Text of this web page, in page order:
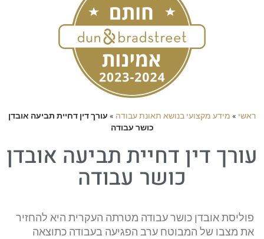
ראשי » מידע מקצועי בנושא תאונת עבודה » עורך דין דחיית תביעה אובדן
כושר עבודה
עורך דין דחיית תביעה אובדן
כושר עבודה
פוליסת אובדן כושר עבודה מטרתה העקרית היא להחזיר
את מצבו של המבוטח ערב הפגיעה בעבודה כתוצאה